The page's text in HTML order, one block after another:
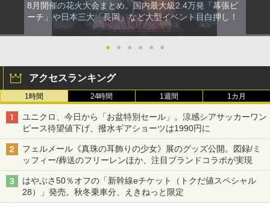
8月開催の花火大会まとめ。国内最大級2.4万発「幕張ビ
ーチ」や日本三大「長岡」など大型イベント目白押し！
● ● ● ● ● ●
アクセスランキング
1時間 24時間 1週間 1カ月
ユニクロ、今日から「お盆特別セール」。涼感シアサッカーワン
ピース待望値下げ、撥水ギアショーツは1990円に
フェルメール《真珠の耳飾りの少女》展のグッズ公開。図録/ミ
ッフィー/葬送のフリーレンほか、注目ブランドコラボが実現
はやぶさ50％オフの「新幹線eチケット（トクだ値スペシャル
28）」発売。秋冬乗車分、えきねっと限定